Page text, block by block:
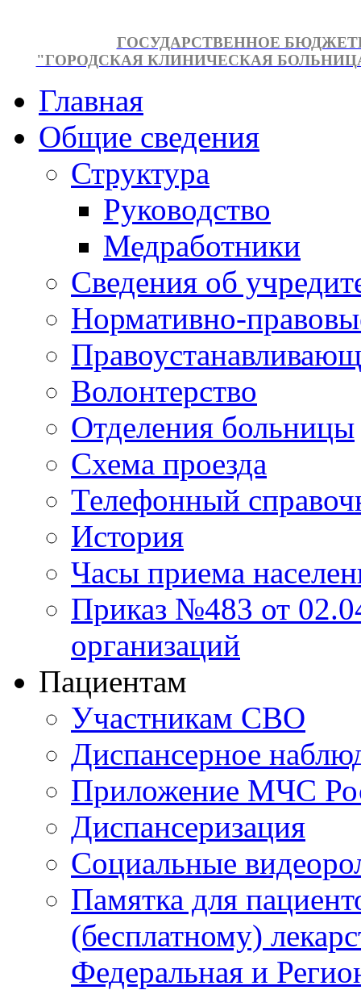
ГОСУДАРСТВЕННОЕ
"ГОРОДСКАЯ КЛИНИЧЕСКАЯ
Главная
Общие сведения
Структура
Руководство
Медработники
Сведения об
Нормативно-
Волонтерство
Отделения больницы
Схема проезда
Телефонный
История
Часы приема
Приказ №483 от
организаций
Пациентам
Участникам СВО
Диспансерное
Приложение МЧС
Диспансеризация
Социальные
Памятка для
(бесплатному)
Федеральная и